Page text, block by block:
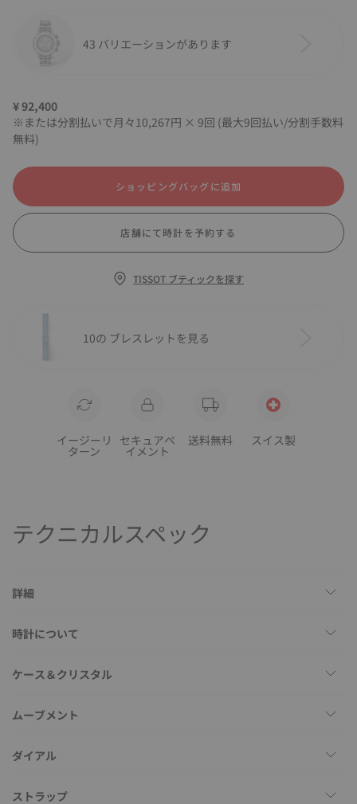
43 バリエーションがあります
¥ 92,400
※または分割払いで月々10,267円 × 9回 (最大9回払い/分割手数料
無料)
ショッピングバッグに追加
店舗にて時計を予約する
TISSOT ブティックを探す
10の ブレスレットを見る
イージーリ
ターン
セキュアペ
イメント
送料無料 スイス製
テクニカルスペック
詳細
時計について
ケース＆クリスタル
ムーブメント
ダイアル
ストラップ